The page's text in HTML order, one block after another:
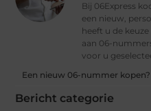
Bij 06Express
een nieuw,
heeft u de
aan 06-
voor u
Een nieuw 06-nummer
Bericht categorie